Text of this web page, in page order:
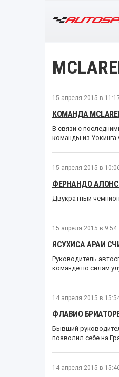
15 апреля 2015 в
КОМАНДА
В связи с
команды из Уокинга
15 апреля 2015 в
ФЕРНАНДО
Двукратный
15 апреля 2015 в 9:54
ЯСУХИСА АРАИ
Руководитель
команде по силам
14 апреля 2015 в
ФЛАВИО
Бывший
позволил себе на
14 апреля 2015 в